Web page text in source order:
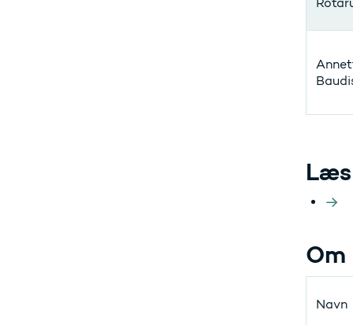
Navn